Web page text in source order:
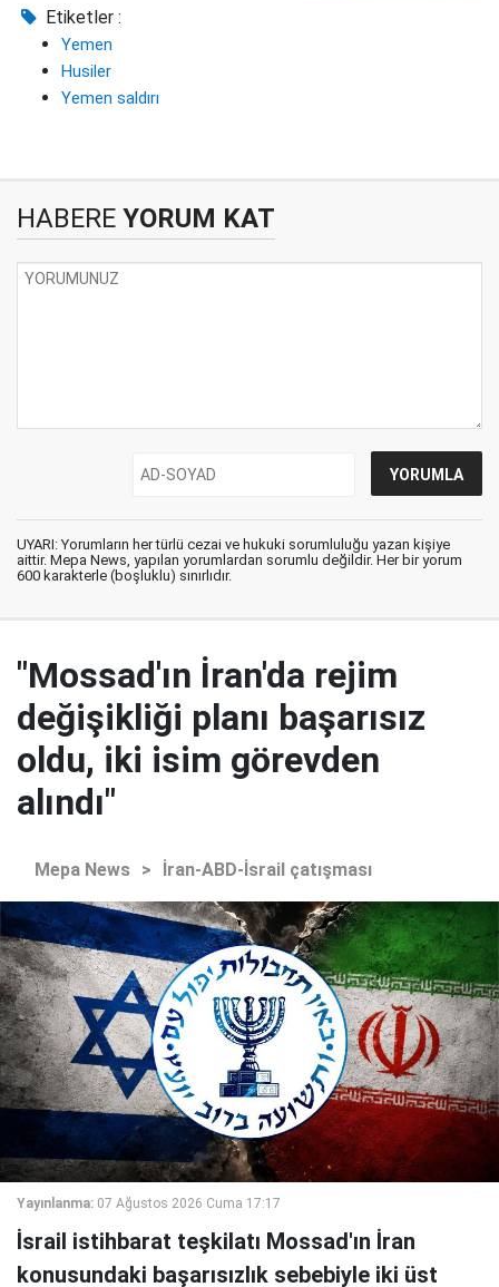
Etiketler :
Yemen
Husiler
Yemen saldırı
HABERE YORUM KAT
UYARI: Yorumların her türlü cezai ve hukuki sorumluluğu yazan kişiye
aittir. Mepa News, yapılan yorumlardan sorumlu değildir. Her bir yorum
600 karakterle (boşluklu) sınırlıdır.
"Mossad'ın İran'da rejim
değişikliği planı başarısız
oldu, iki isim görevden
alındı"
Mepa News > İran-ABD-İsrail çatışması
Yayınlanma: 07 Ağustos 2026 Cuma 17:17
İsrail istihbarat teşkilatı Mossad'ın İran
konusundaki başarısızlık sebebiyle iki üst